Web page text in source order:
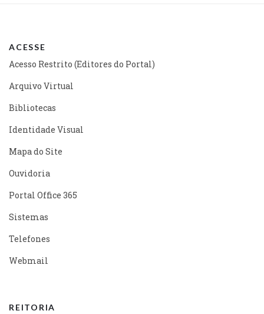
ACESSE
Acesso Restrito (Editores do Portal)
Arquivo Virtual
Bibliotecas
Identidade Visual
Mapa do Site
Ouvidoria
Portal Office 365
Sistemas
Telefones
Webmail
REITORIA